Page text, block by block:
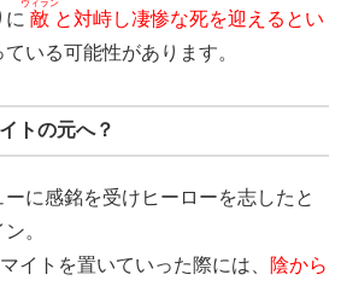
に 敵
ヴィラン
と対峙し凄惨な死を迎えるとい
いる可能性があります。
トの元へ？
に感銘を受けヒーローを志したと
。
イトを置いていった際には、
陰から